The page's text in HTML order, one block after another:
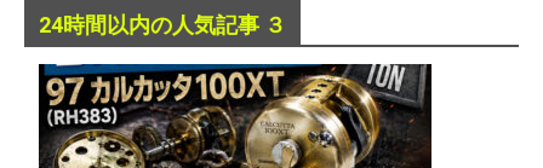
24時間以内の人気記事 ３